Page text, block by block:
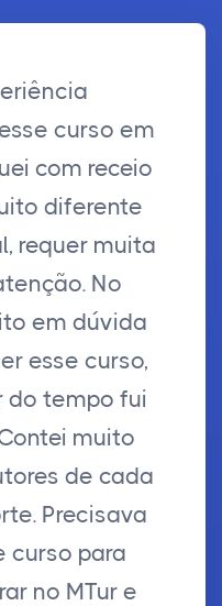
curso em
com receio
diferente
requer muita
No
em dúvida
esse curso,
do tempo fui
muito
de cada
Precisava
curso para
no MTur e